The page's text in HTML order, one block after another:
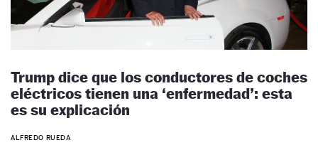
Trump dice que los conductores de coches
eléctricos tienen una ‘enfermedad’: esta
es su explicación
ALFREDO RUEDA